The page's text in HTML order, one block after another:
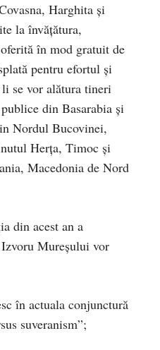
Harghita și
la învățătura,
în mod gratuit de
pentru efortul și
se vor alătura tineri
din Basarabia și
Nordul Bucovinei,
Herța, Timoc și
Macedonia de Nord
din acest an a
Mureșului vor
în actuala conjunctură
suveranism”;